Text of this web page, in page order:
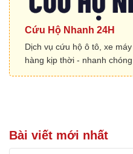
Cứu Hộ Nhanh 24H
Dịch vụ cứu hộ ô tô, xe
hàng kịp thời - nhanh
Bài viết mới nhất